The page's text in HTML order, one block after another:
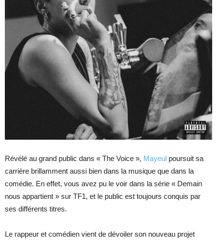
Révélé au grand public dans « The Voice », Mayeul poursuit sa
carrière brillamment aussi bien dans la musique que dans la
comédie. En effet, vous avez pu le voir dans la série « Demain
nous appartient » sur TF1, et le public est toujours conquis par
ses différents titres.
Le rappeur et comédien vient de dévoiler son nouveau projet